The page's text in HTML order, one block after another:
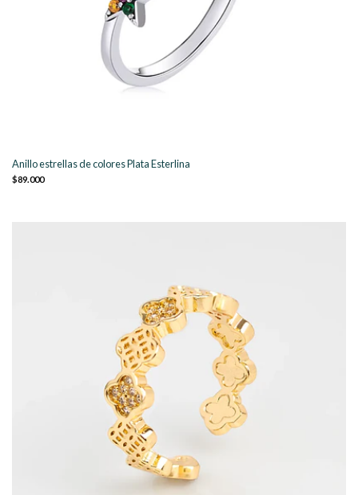
Anillo estrellas de colores Plata Esterlina
$89.000